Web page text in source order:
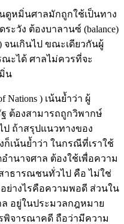
ดูหมิ่นศาลมักถูกใช้เป็นทาง
ะวัง ต้องบาลานซ์ (balance)
จนเกินไป ขณะเดียวกันผู้
ะได้ ศาลไม่ควรที่จะ
น
Nations ) เน้นย้ำว่า ผู้
ต้องสามารถถูกวิพากษ์
ถ้าสรุปแนวทางของ
เน้นย้ำว่า ในกรณีที่เราใช้
ำนาจศาล ต้องใช้เพื่อความ
าธารณชนทั่วไป คือ ไม่ใช่
ย่างไรคือความพอดี ส่วนใน
อยู่ในประมวลกฎหมาย
พิจารณาคดี ถือว่ามีความ